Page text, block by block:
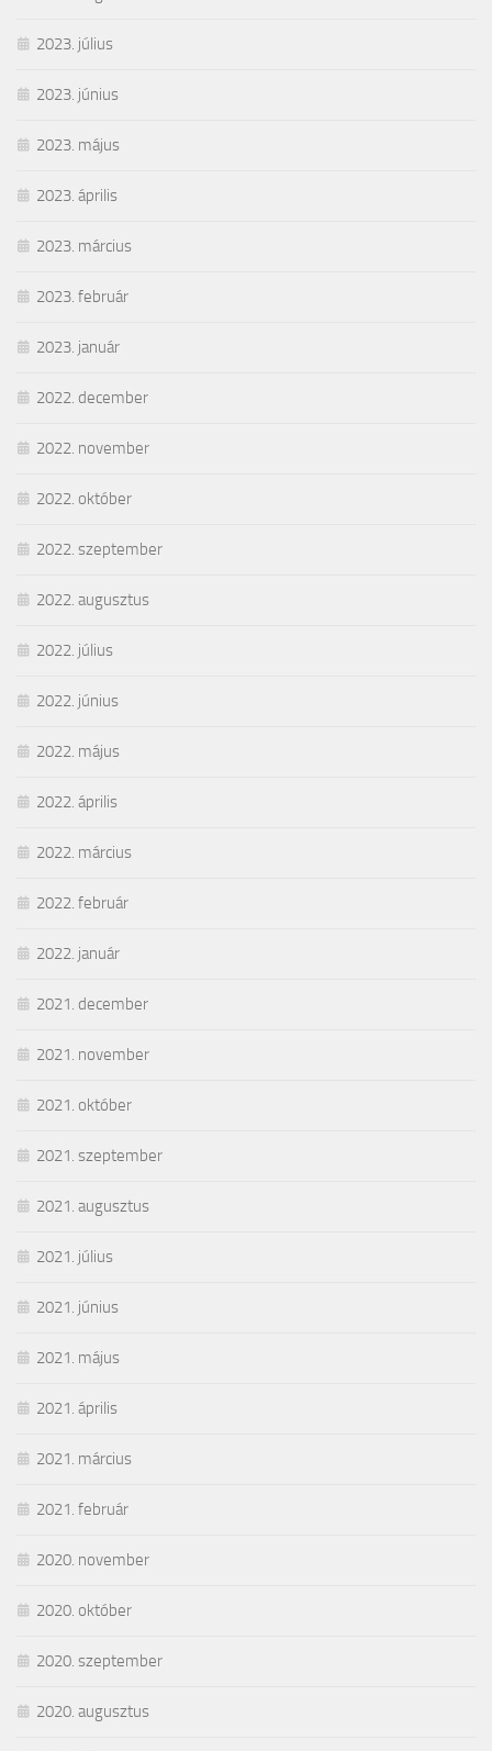
2023. július
2023. június
2023. május
2023. április
2023. március
2023. február
2023. január
2022. december
2022. november
2022. október
2022. szeptember
2022. augusztus
2022. július
2022. június
2022. május
2022. április
2022. március
2022. február
2022. január
2021. december
2021. november
2021. október
2021. szeptember
2021. augusztus
2021. július
2021. június
2021. május
2021. április
2021. március
2021. február
2020. november
2020. október
2020. szeptember
2020. augusztus